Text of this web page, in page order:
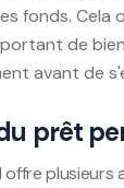
fonds. Cela
de
avant de
prêt
plusieurs